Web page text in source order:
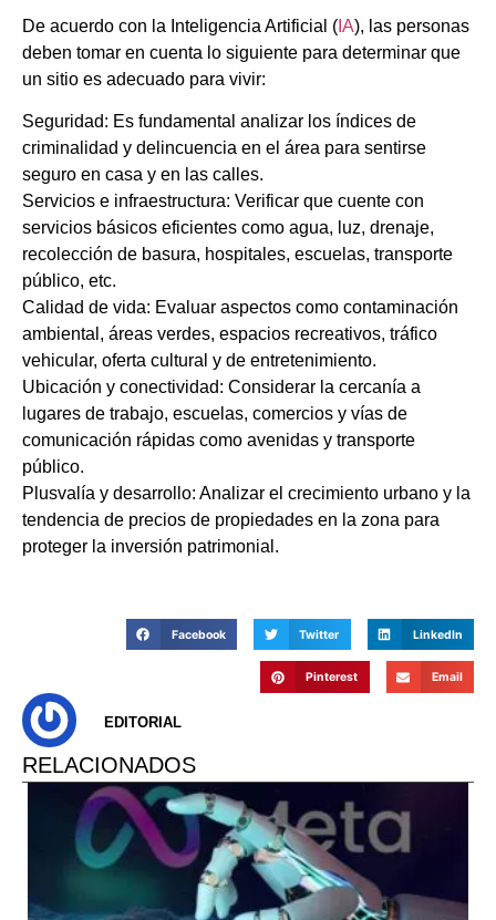
De acuerdo con la Inteligencia Artificial ( IA), las personas
deben tomar en cuenta lo siguiente para determinar que
un sitio es adecuado para vivir:
Seguridad: Es fundamental analizar los índices de
criminalidad y delincuencia en el área para sentirse
seguro en casa y en las calles.
Servicios e infraestructura: Verificar que cuente con
servicios básicos eficientes como agua, luz, drenaje,
recolección de basura, hospitales, escuelas, transporte
público, etc.
Calidad de vida: Evaluar aspectos como contaminación
ambiental, áreas verdes, espacios recreativos, tráfico
vehicular, oferta cultural y de entretenimiento.
Ubicación y conectividad: Considerar la cercanía a
lugares de trabajo, escuelas, comercios y vías de
comunicación rápidas como avenidas y transporte
público.
Plusvalía y desarrollo: Analizar el crecimiento urbano y la
tendencia de precios de propiedades en la zona para
proteger la inversión patrimonial.
Facebook Twitter LinkedIn
Pinterest Email
EDITORIAL
RELACIONADOS